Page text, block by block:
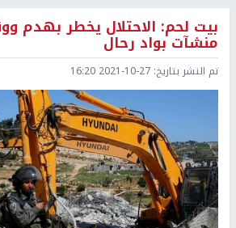
بيت لحم: الاحتلال يخطر بهدم
منشآت بواد رحال
تم النشر بتاريخ: 2021-10-27 16:20